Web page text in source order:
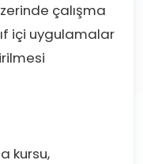
çalışma
içi uygulamalar
kursu,